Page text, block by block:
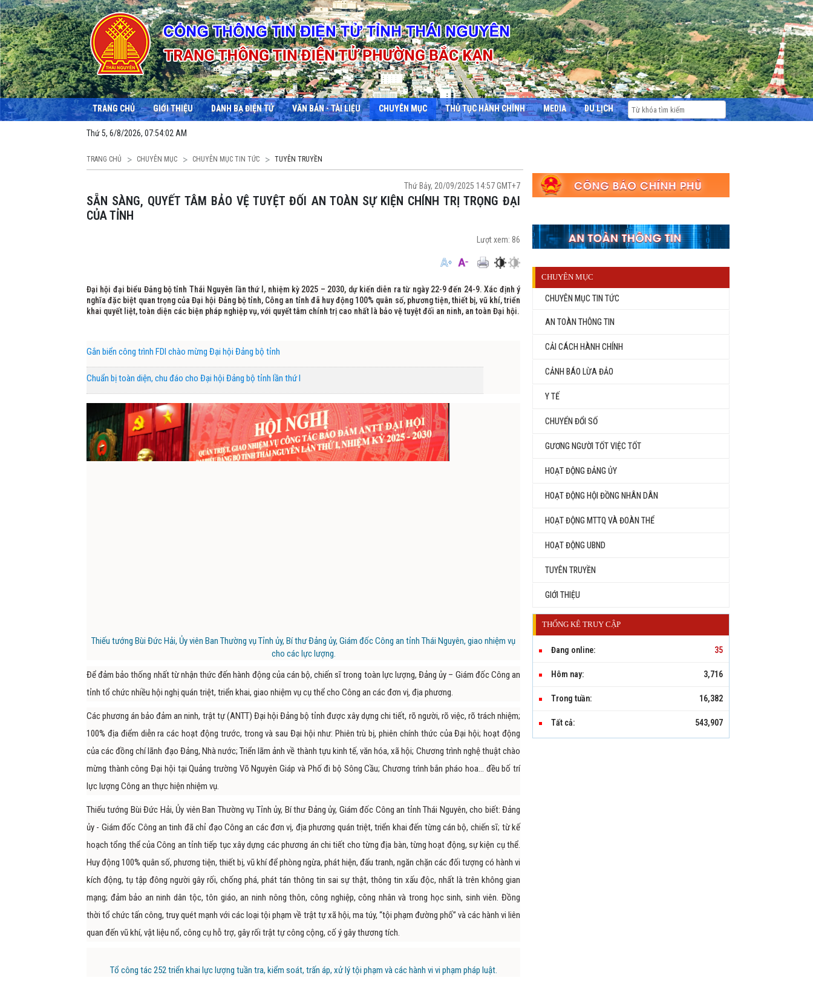
TRANG CHỦ GIỚI THIỆU DANH BẠ ĐIỆN TỬ VĂN BẢN - TÀI LIỆU CHUYÊN MỤC THỦ TỤC HÀNH CHÍNH MEDIA DU LỊCH
Thứ 5, 6/8/2026, 07:54:03 AM
TRANG CHỦ CHUYÊN MỤC CHUYÊN MỤC TIN TỨC TUYÊN TRUYỀN
Thứ Bảy, 20/09/2025 14:57 GMT+7
SẴN SÀNG, QUYẾT TÂM BẢO VỆ TUYỆT ĐỐI AN TOÀN SỰ KIỆN CHÍNH TRỊ TRỌNG ĐẠI
CỦA TỈNH
Lượt xem: 86
Đại hội đại biểu Đảng bộ tỉnh Thái Nguyên lần thứ I, nhiệm kỳ 2025 – 2030, dự kiến diễn ra từ ngày 22-9 đến 24-9. Xác định ý
nghĩa đặc biệt quan trọng của Đại hội Đảng bộ tỉnh, Công an tỉnh đã huy động 100% quân số, phương tiện, thiết bị, vũ khí, triển
khai quyết liệt, toàn diện các biện pháp nghiệp vụ, với quyết tâm chính trị cao nhất là bảo vệ tuyệt đối an ninh, an toàn Đại hội.
Gắn biển công trình FDI chào mừng Đại hội Đảng bộ tỉnh
Chuẩn bị toàn diện, chu đáo cho Đại hội Đảng bộ tỉnh lần thứ I
Thiếu tướng Bùi Đức Hải, Ủy viên Ban Thường vụ Tỉnh ủy, Bí thư Đảng ủy, Giám đốc Công an tỉnh Thái Nguyên, giao nhiệm vụ
cho các lực lượng.
Để đảm bảo thống nhất từ nhận thức đến hành động của cán bộ, chiến sĩ trong toàn lực lượng, Đảng ủy – Giám đốc Công an
tỉnh tổ chức nhiều hội nghị quán triệt, triển khai, giao nhiệm vụ cụ thể cho Công an các đơn vị, địa phương.
Các phương án bảo đảm an ninh, trật tự (ANTT) Đại hội Đảng bộ tỉnh được xây dựng chi tiết, rõ người, rõ việc, rõ trách nhiệm;
100% địa điểm diễn ra các hoạt động trước, trong và sau Đại hội như: Phiên trù bị, phiên chính thức của Đại hội; hoạt động
của các đồng chí lãnh đạo Đảng, Nhà nước; Triển lãm ảnh về thành tựu kinh tế, văn hóa, xã hội; Chương trình nghệ thuật chào
mừng thành công Đại hội tại Quảng trường Võ Nguyên Giáp và Phố đi bộ Sông Cầu; Chương trình bắn pháo hoa… đều bố trí
lực lượng Công an thực hiện nhiệm vụ.
Thiếu tướng Bùi Đức Hải, Ủy viên Ban Thường vụ Tỉnh ủy, Bí thư Đảng ủy, Giám đốc Công an tỉnh Thái Nguyên, cho biết: Đảng
ủy - Giám đốc Công an tinh đã chỉ đạo Công an các đơn vị, địa phương quán triệt, triển khai đến từng cán bộ, chiến sĩ; từ kế
hoạch tổng thể của Công an tỉnh tiếp tục xây dựng các phương án chi tiết cho từng địa bàn, từng hoạt động, sự kiện cụ thể.
Huy động 100% quân số, phương tiện, thiết bị, vũ khí để phòng ngừa, phát hiện, đấu tranh, ngăn chặn các đối tượng có hành vi
kích động, tụ tập đông người gây rối, chống phá, phát tán thông tin sai sự thật, thông tin xấu độc, nhất là trên không gian
mạng; đảm bảo an ninh dân tộc, tôn giáo, an ninh nông thôn, công nghiệp, công nhân và trong học sinh, sinh viên. Đồng
thời tổ chức tấn công, truy quét mạnh với các loại tội phạm về trật tự xã hội, ma túy, “tội phạm đường phố” và các hành vi liên
quan đến vũ khí, vật liệu nổ, công cụ hỗ trợ, gây rối trật tự công cộng, cố ý gây thương tích.
Tổ công tác 252 triển khai lực lượng tuần tra, kiểm soát, trấn áp, xử lý tội phạm và các hành vi vi phạm pháp luật.
CHUYÊN MỤC
CHUYÊN MỤC TIN TỨC
AN TOÀN THÔNG TIN
CẢI CÁCH HÀNH CHÍNH
CẢNH BÁO LỪA ĐẢO
Y TẾ
CHUYỂN ĐỔI SỐ
GƯƠNG NGƯỜI TỐT VIỆC TỐT
HOẠT ĐỘNG ĐẢNG ỦY
HOẠT ĐỘNG HỘI ĐỒNG NHÂN DÂN
HOẠT ĐỘNG MTTQ VÀ ĐOÀN THỂ
HOẠT ĐỘNG UBND
TUYÊN TRUYỀN
GIỚI THIỆU
THỐNG KÊ TRUY CẬP
Đang online: 35
Hôm nay: 3,716
Trong tuần: 16,382
Tất cả: 543,907